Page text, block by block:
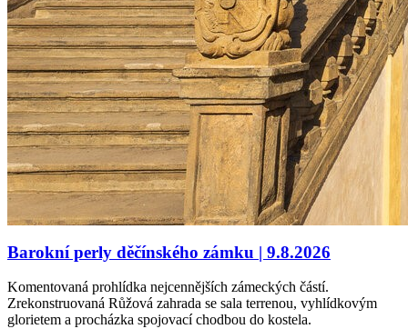
Barokní perly děčínského zámku | 9.8.2026
Komentovaná prohlídka nejcennějších zámeckých částí.
Zrekonstruovaná Růžová zahrada se sala terrenou, vyhlídkovým
glorietem a procházka spojovací chodbou do kostela.